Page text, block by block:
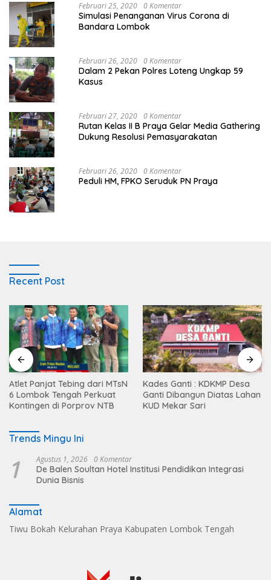
Februari 25, 2020 0 Komentar
Simulasi Penanganan Virus Corona di
Bandara Lombok
Februari 26, 2020 0 Komentar
Dalam 2 Pekan Polres Loteng Ungkap 59
Kasus
Februari 27, 2020 0 Komentar
Rutan Kelas II B Praya Gelar Media Gathering
Dukung Resolusi Pemasyarakatan
Februari 26, 2020 0 Komentar
Peduli HM, FPKO Seruduk PN Praya
Recent Post
Atlet Panjat Tebing dari MTsN
6 Lombok Tengah Perkuat
Kontingen di Porprov NTB
Kades Ganti : KDKMP Desa
Ganti Dibangun Diatas Lahan
KUD Mekar Sari
Trends Mingu Ini
1 Agustus 1, 2026 0 Komentar
De Balen Soultan Hotel Institusi Pendidikan Integrasi
Dunia Bisnis
Alamat
Tiwu Bokah Kelurahan Praya Kabupaten Lombok Tengah